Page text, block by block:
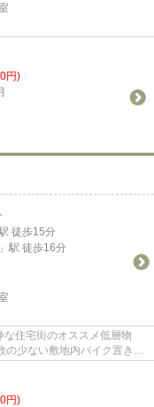
円)
徒歩15分
」駅 徒歩16分
住宅街のオススメ低層物
少ない敷地内バイク置き場
円)